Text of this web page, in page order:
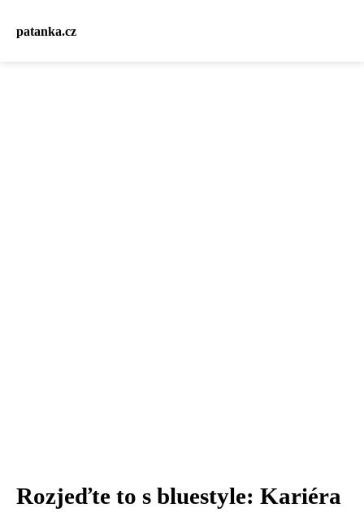
patanka.cz
Rozjeďte to s bluestyle: Kariéra